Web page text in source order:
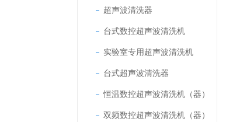
超声波清洗器
台式数控超声波清洗机
实验室专用超声波清洗机
台式超声波清洗器
恒温数控超声波清洗机（器）
双频数控超声波清洗机（器）